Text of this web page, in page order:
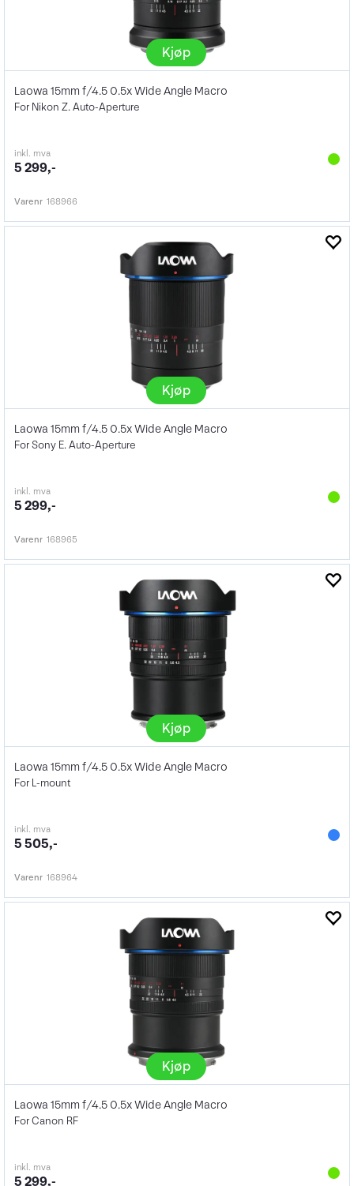
Kjøp
Laowa 15mm f/4.5 0.5x Wide Angle Macro
For Nikon Z. Auto-Aperture
inkl. mva
5 299,-
Varenr 168966
Kjøp
Laowa 15mm f/4.5 0.5x Wide Angle Macro
For Sony E. Auto-Aperture
inkl. mva
5 299,-
Varenr 168965
Kjøp
Laowa 15mm f/4.5 0.5x Wide Angle Macro
For L-mount
inkl. mva
5 505,-
Varenr 168964
Kjøp
Laowa 15mm f/4.5 0.5x Wide Angle Macro
For Canon RF
inkl. mva
5 299,-